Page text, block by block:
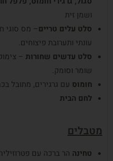
ושמן זית
סלט עלים טריים– מס סוגי
עונתי ותערובת פיצוחים.
סלט עדשים שחורות –
שומר וסומק.
חומוס עם גרגירים, מתובל
לחם הבית
מטבלים
טחינה הר ברכה עם